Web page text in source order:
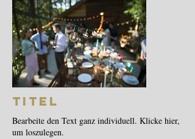
Titel
Bearbeite den Text ganz individuell. Klicke hier,
um loszulegen.